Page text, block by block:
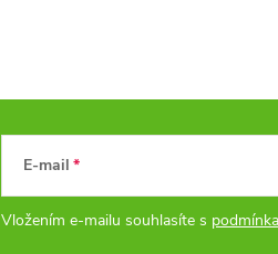
E-mail
Vložením e-mailu souhlasíte s